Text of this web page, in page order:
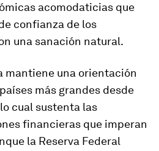
acomodaticias que
confianza de los
una sanación natural.
mantiene una orientación
más grandes desde
cual sustenta las
financieras que imperan
la Reserva Federal